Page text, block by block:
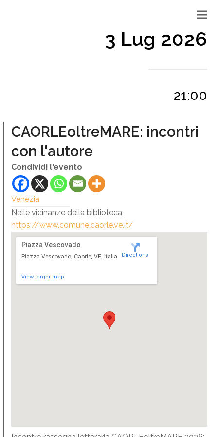
3 Lug 2026
21:00
CAORLEoltreMARE: incontri
con l'autore
Condividi l'evento
Venezia
Nelle vicinanze della biblioteca
https://www.comune.caorle.ve.it/
Piazza Vescovado
Piazza Vescovado, Caorle, VE, Italia
View larger map
Directions